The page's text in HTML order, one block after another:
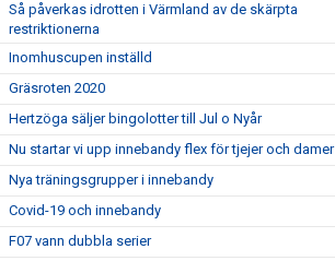
Så påverkas idrotten i Värmland av de skärpta
restriktionerna
Inomhuscupen inställd
Gräsroten 2020
Hertzöga säljer bingolotter till Jul o Nyår
Nu startar vi upp innebandy flex för tjejer och damer
Nya träningsgrupper i innebandy
Covid-19 och innebandy
F07 vann dubbla serier